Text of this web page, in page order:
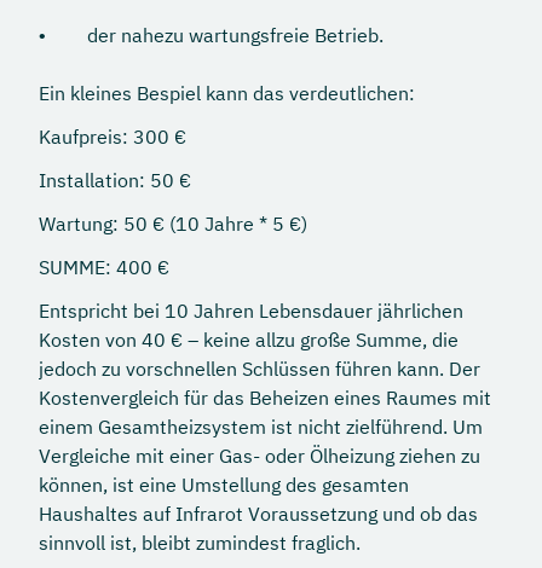
der nahezu wartungsfreie Betrieb.
Ein kleines Bespiel kann das verdeutlichen:
Kaufpreis: 300 €
Installation: 50 €
Wartung: 50 € (10 Jahre * 5 €)
SUMME: 400 €
Entspricht bei 10 Jahren Lebensdauer jährlichen
Kosten von 40 € – keine allzu große Summe, die
jedoch zu vorschnellen Schlüssen führen kann. Der
Kostenvergleich für das Beheizen eines Raumes mit
einem Gesamtheizsystem ist nicht zielführend. Um
Vergleiche mit einer Gas- oder Ölheizung ziehen zu
können, ist eine Umstellung des gesamten
Haushaltes auf Infrarot Voraussetzung und ob das
sinnvoll ist, bleibt zumindest fraglich.